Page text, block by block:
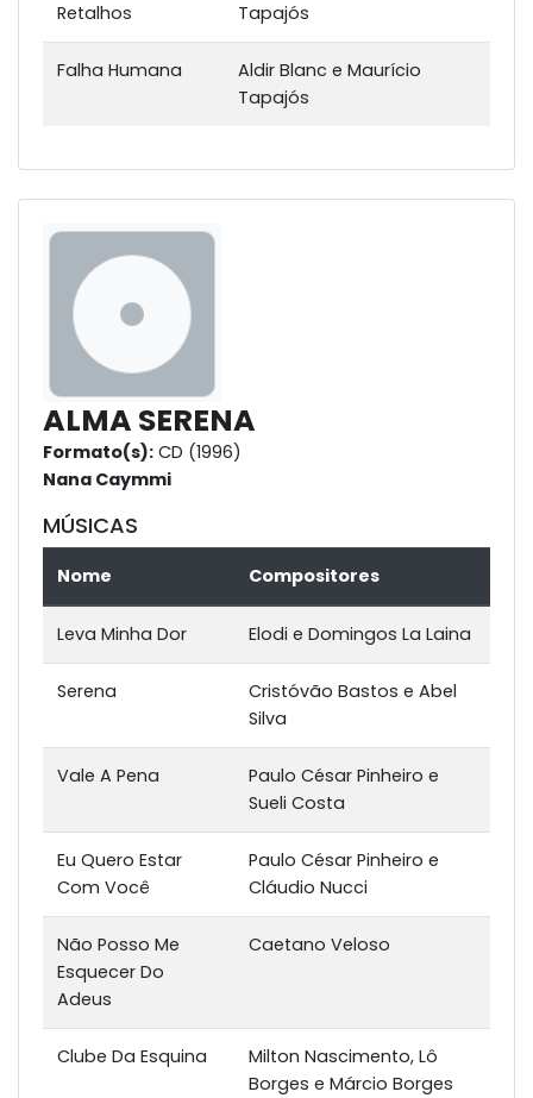
Retalhos
Tapajós
Falha Humana
Aldir Blanc e Maurício
Tapajós
ALMA SERENA
Formato(s): CD (1996)
Nana Caymmi
MÚSICAS
Nome Compositores
Leva Minha Dor Elodi e Domingos La Laina
Serena
Cristóvão Bastos e Abel
Silva
Vale A Pena
Paulo César Pinheiro e
Sueli Costa
Eu Quero Estar
Com Você
Paulo César Pinheiro e
Cláudio Nucci
Não Posso Me
Esquecer Do
Adeus
Caetano Veloso
Clube Da Esquina
Milton Nascimento, Lô
Borges e Márcio Borges